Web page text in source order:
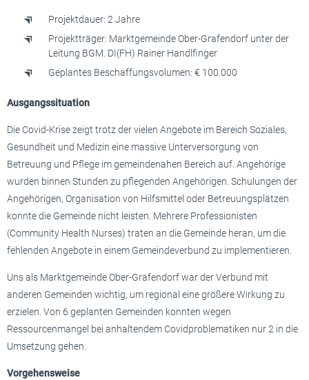
Projektdauer: 2 Jahre
Projektträger: Marktgemeinde Ober-Grafendorf unter der
Leitung BGM. DI(FH) Rainer Handlfinger
Geplantes Beschaffungsvolumen: € 100.000
Ausgangssituation
Die Covid-Krise zeigt trotz der vielen Angebote im Bereich Soziales,
Gesundheit und Medizin eine massive Unterversorgung von
Betreuung und Pflege im gemeindenahen Bereich auf. Angehörige
wurden binnen Stunden zu pflegenden Angehörigen. Schulungen der
Angehörigen, Organisation von Hilfsmittel oder Betreuungsplätzen
konnte die Gemeinde nicht leisten. Mehrere Professionisten
(Community Health Nurses) traten an die Gemeinde heran, um die
fehlenden Angebote in einem Gemeindeverbund zu implementieren.
Uns als Marktgemeinde Ober-Grafendorf war der Verbund mit
anderen Gemeinden wichtig, um regional eine größere Wirkung zu
erzielen. Von 6 geplanten Gemeinden konnten wegen
Ressourcenmangel bei anhaltendem Covidproblematiken nur 2 in die
Umsetzung gehen.
Vorgehensweise